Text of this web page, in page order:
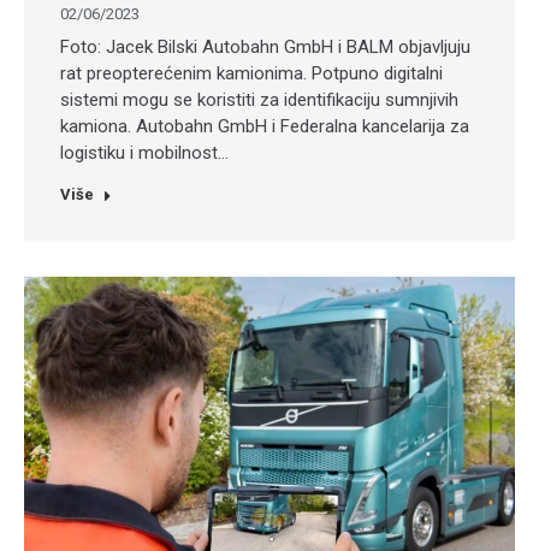
02/06/2023
Foto: Jacek Bilski Autobahn GmbH i BALM objavljuju
rat preopterećenim kamionima. Potpuno digitalni
sistemi mogu se koristiti za identifikaciju sumnjivih
kamiona. Autobahn GmbH i Federalna kancelarija za
logistiku i mobilnost…
Više